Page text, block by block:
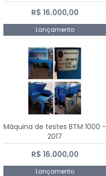
R$ 16.000,00
Lançamento
Máquina de testes BTM 1000 -
2017
R$ 16.000,00
Lançamento